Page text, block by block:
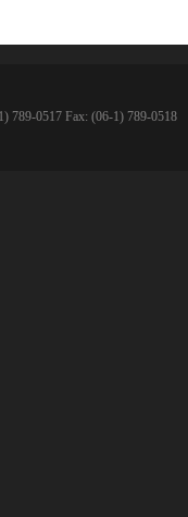
789-0517 Fax: (06-1) 789-0518